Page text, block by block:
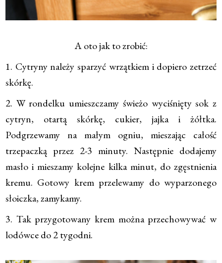
A oto jak to zrobić:
1. Cytryny należy sparzyć wrzątkiem i dopiero zetrzeć
skórkę.
2. W rondelku umieszczamy świeżo wyciśnięty sok z
cytryn, otartą skórkę, cukier, jajka i żółtka.
Podgrzewamy na małym ogniu, mieszając całość
trzepaczką przez 2-3 minuty. Następnie dodajemy
masło i mieszamy kolejne kilka minut, do zgęstnienia
kremu. Gotowy krem przelewamy do wyparzonego
słoiczka, zamykamy.
3. Tak przygotowany krem można przechowywać w
lodówce do 2 tygodni.